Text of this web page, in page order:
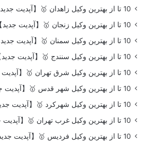
10 تا از بهترین وکیل زاهدان 🥇【آپدیت جدید】
10 تا از بهترین وکیل زنجان 🥇【آپدیت جدید】
10 تا از بهترین وکیل سمنان 🥇【آپدیت جدید】
10 تا از بهترین وکیل سنندج 🥇【آپدیت جدید】
10 تا از بهترین وکیل شرق تهران 🥇【آپدیت جدید】
10 تا از بهترین وکیل شهر قدس 🥇【آپدیت جدید】
10 تا از بهترین وکیل شهرکرد 🥇【آپدیت جدید】
10 تا از بهترین وکیل غرب تهران 🥇【آپدیت جدید】
10 تا از بهترین وکیل فردیس 🥇【آپدیت جدید】